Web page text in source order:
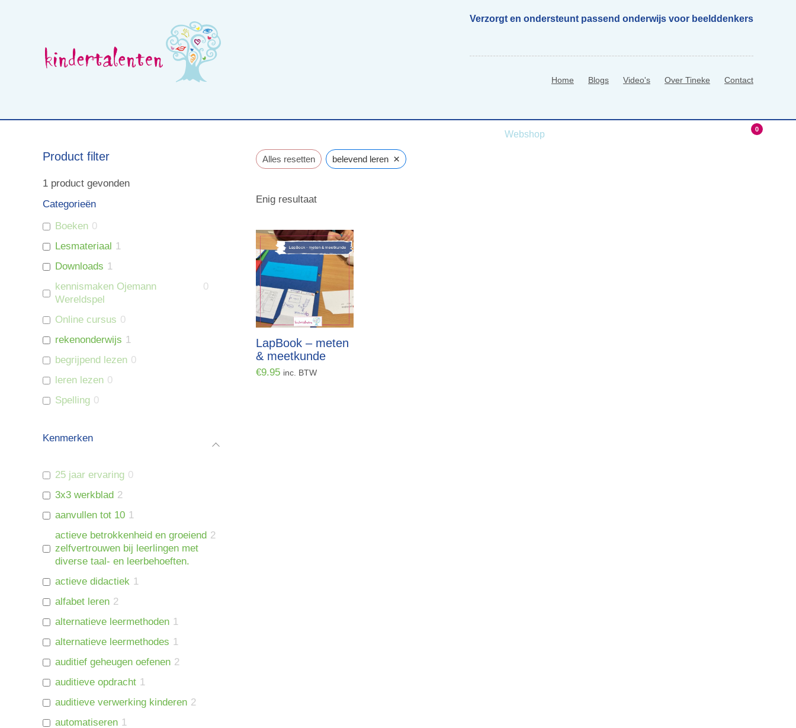
Verzorgt en ondersteunt passend onderwijs voor beelddenkers
Home Blogs Video's Over Tineke Contact
Webshop 0
Alles resetten belevend leren ×
Enig resultaat
LapBook – meten
& meetkunde
€9.95 inc. BTW
Product filter
1 product gevonden
Categorieën
Boeken 0
Lesmateriaal 1
Downloads 1
kennismaken Ojemann
Wereldspel
0
Online cursus 0
rekenonderwijs 1
begrijpend lezen 0
leren lezen 0
Spelling 0
Kenmerken
25 jaar ervaring 0
3x3 werkblad 2
aanvullen tot 10 1
actieve betrokkenheid en groeiend
zelfvertrouwen bij leerlingen met
diverse taal- en leerbehoeften.
2
actieve didactiek 1
alfabet leren 2
alternatieve leermethoden 1
alternatieve leermethodes 1
auditief geheugen oefenen 2
auditieve opdracht 1
auditieve verwerking kinderen 2
automatiseren 1